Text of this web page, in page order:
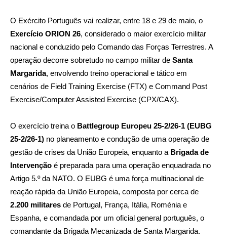
O Exército Português vai realizar, entre 18 e 29 de maio, o
Exercício ORION 26, considerado o maior exercício militar
nacional e conduzido pelo Comando das Forças Terrestres. A
operação decorre sobretudo no campo militar de Santa
Margarida, envolvendo treino operacional e tático em
cenários de Field Training Exercise (FTX) e Command Post
Exercise/Computer Assisted Exercise (CPX/CAX).
O exercício treina o Battlegroup Europeu 25‑2/26‑1 (EUBG
25‑2/26‑1) no planeamento e condução de uma operação de
gestão de crises da União Europeia, enquanto a Brigada de
Intervenção é preparada para uma operação enquadrada no
Artigo 5.º da NATO. O EUBG é uma força multinacional de
reação rápida da União Europeia, composta por cerca de
2.200 militares de Portugal, França, Itália, Roménia e
Espanha, e comandada por um oficial general português, o
comandante da Brigada Mecanizada de Santa Margarida.